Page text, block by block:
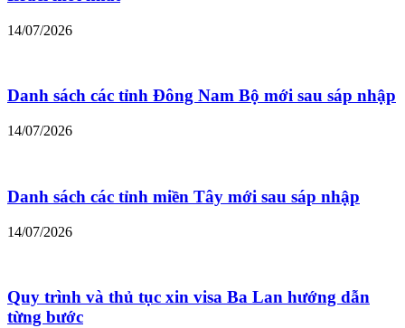
14/07/2026
Danh sách các tỉnh Đông Nam Bộ mới sau sáp nhập
14/07/2026
Danh sách các tỉnh miền Tây mới sau sáp nhập
14/07/2026
Quy trình và thủ tục xin visa Ba Lan hướng dẫn
từng bước